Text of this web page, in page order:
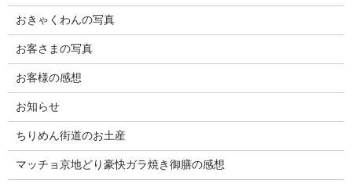
おきゃくわんの写真
お客さまの写真
お客様の感想
お知らせ
ちりめん街道のお土産
マッチョ京地どり豪快ガラ焼き御膳の感想